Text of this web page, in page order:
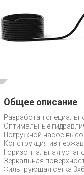
Общее описание
Разработан
Оптимальные
Погружной насос
Конструкция из
Горизонтальная
Зеркальная
Фильтрующая сетка